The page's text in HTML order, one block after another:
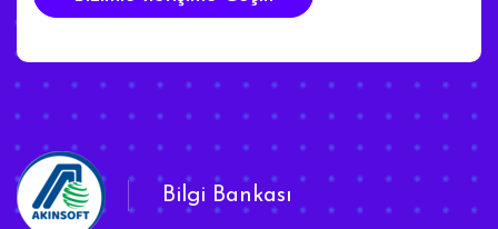
Bilgi Bankası